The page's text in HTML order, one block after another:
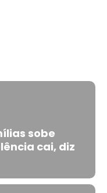
sobe
cai, diz